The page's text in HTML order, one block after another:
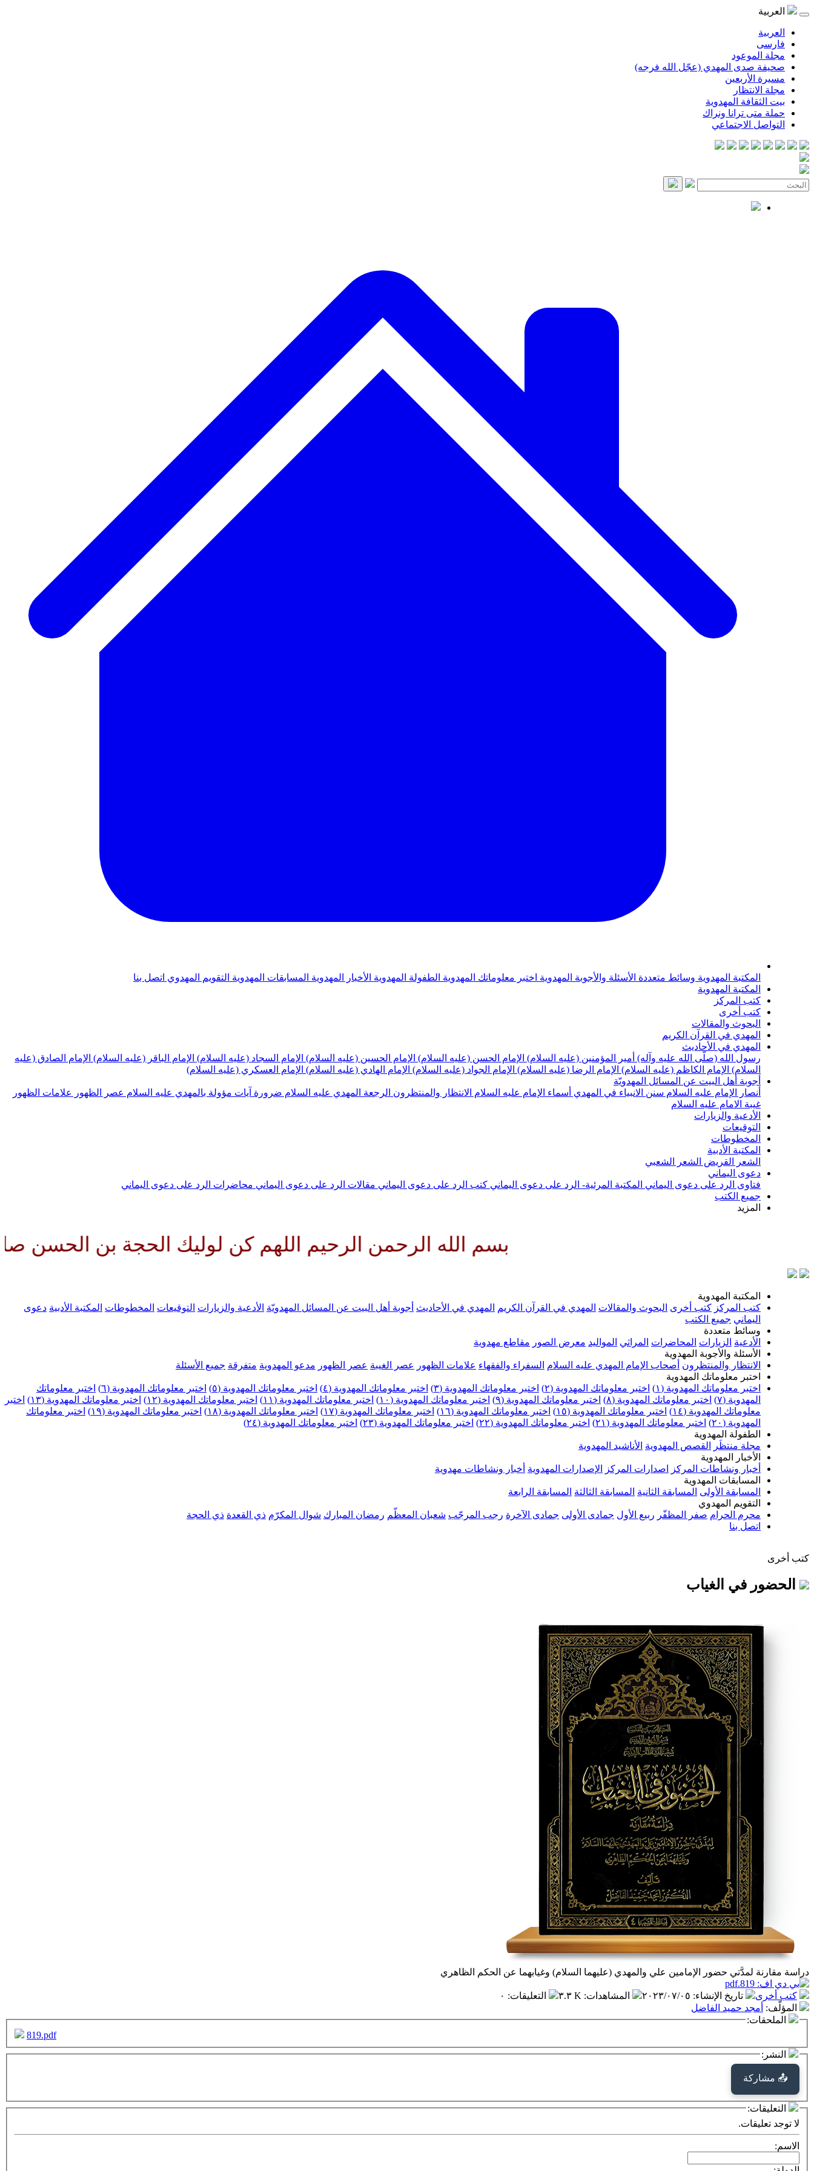
العربية
العربية
فارسی
مجلة الموعود
صحيفة صدى المهدي (عجّل الله فرجه)
مسيرة الأربعين
مجلة الانتظار
بيت الثقافة المهدوية
حملة متى ترانا ونراك
التواصل الاجتماعي
المكتبة المهدوية وسائط متعددة الأسئلة والأجوبة المهدوية اختبر معلوماتك المهدوية الطفولة المهدوية الأخبار المهدوية المسابقات المهدوية التقويم المهدوي اتصل بنا
المكتبة المهدوية
كتب المركز
كتب أخرى
البحوث والمقالات
المهدي في القرآن الكريم
المهدي في الأحاديث
رسول الله (صلّى الله عليه وآله) أمير المؤمنين (عليه السلام) الإمام الحسن (عليه السلام) الإمام الحسين (عليه السلام) الإمام السجاد (عليه السلام) الإمام الباقر (عليه السلام) الإمام الصادق (عليه
السلام) الإمام الكاظم (عليه السلام) الإمام الرضا (عليه السلام) الإمام الجواد (عليه السلام) الإمام الهادي (عليه السلام) الإمام العسكري (عليه السلام)
أجوبة أهل البيت عن المسائل المهدويّة
أنصار الإمام عليه السلام سنن الانبياء في المهدي أسماء الإمام عليه السلام الانتظار والمنتظرون الرجعة المهدي عليه السلام ضرورة آيات مؤولة بالمهدي عليه السلام عصر الظهور
علامات الظهور
غيبة الامام عليه السلام
الأدعية والزيارات
التوقيعات
المخطوطات
المكتبة الأدبية
الشعر القريض الشعر الشعبي
دعوى اليماني
فتاوى الرد على دعوى اليماني المكتبة المرئية- الرد على دعوى اليماني كتب الرد على دعوى اليماني مقالات الرد على دعوى اليماني محاضرات الرد على دعوى اليماني
جميع الكتب
المزيد
بسم الله الرحمن الرحيم اللهم كن لوليك الحجة بن الحسن صلواتك
المكتبة المهدوية
كتب المركز كتب أخرى البحوث والمقالات المهدي في القرآن الكريم المهدي في الأحاديث أجوبة أهل البيت عن المسائل المهدويّة الأدعية والزيارات التوقيعات المخطوطات المكتبة الأدبية دعوى
اليماني جميع الكتب
وسائط متعددة
الأدعية الزيارات المحاضرات المراثي المواليد معرض الصور مقاطع مهدوية
الأسئلة والأجوبة المهدوية
الانتظار والمنتظرون أصحاب الإمام المهدي عليه السلام السفراء والفقهاء علامات الظهور عصر الغيبة عصر الظهور مدعو المهدوية متفرقة جميع الأسئلة
اختبر معلوماتك المهدوية
اختبر معلوماتك المهدوية (١)
اختبر معلوماتك المهدوية (٢) اختبر معلوماتك المهدوية (٣) اختبر معلوماتك المهدوية (٤) اختبر معلوماتك المهدوية (٥) اختبر معلوماتك المهدوية (٦)
اختبر معلوماتك
المهدوية (٧)
اختبر معلوماتك المهدوية (٨) اختبر معلوماتك المهدوية (٩) اختبر معلوماتك المهدوية (١٠) اختبر معلوماتك المهدوية (١١) اختبر معلوماتك المهدوية (١٢) اختبر معلوماتك المهدوية (١٣)
اختبر
معلوماتك المهدوية (١٤)
اختبر معلوماتك المهدوية (١٥) اختبر معلوماتك المهدوية (١٦) اختبر معلوماتك المهدوية (١٧) اختبر معلوماتك المهدوية (١٨) اختبر معلوماتك المهدوية (١٩)
اختبر معلوماتك
المهدوية (٢٠)
اختبر معلوماتك المهدوية (٢١) اختبر معلوماتك المهدوية (٢٢) اختبر معلوماتك المهدوية (٢٣)
اختبر معلوماتك المهدوية (٢٤)
الطفولة المهدوية
مجلة منتظَر
القصص المهدوية الأناشيد المهدوية
الأخبار المهدوية
أخبار ونشاطات المركز
اصدارات المركز الإصدارات المهدوية أخبار ونشاطات مهدوية
المسابقات المهدوية
المسابقة الأولى المسابقة الثانية المسابقة الثالثة المسابقة الرابعة
التقويم المهدوي
محرم الحرام صفر المظفّر ربيع الأول جمادى الأولى جمادى الآخرة رجب المرجّب شعبان المعظّم رمضان المبارك شوال المكرّم ذي القعدة ذي الحجة
اتصل بنا
كتب أخرى
الحضور في الغياب
دراسة مقارنة لمدَّتي حضور الإمامين علي والمهدي (عليهما السلام) وغيابهما عن الحكم الظاهري
كتب أخرى تاريخ الإنشاء: ٢٠٢٣/٠٧/٠٥ المشاهدات: ٣.٣ K التعليقات: ٠
المؤلّف: أمجد حميد الفاضل
الملحقات:
819.pdf
النشر:
📤 مشاركة
التعليقات:
لا توجد تعليقات.
الاسم: